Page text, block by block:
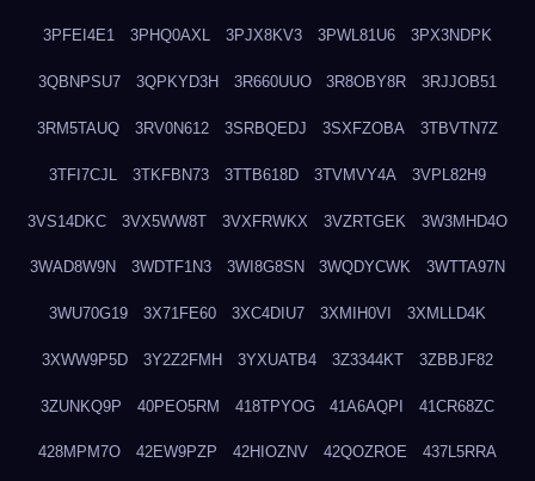
3PFEI4E1 3PHQ0AXL 3PJX8KV3 3PWL81U6 3PX3NDPK
3QBNPSU7 3QPKYD3H 3R660UUO 3R8OBY8R 3RJJOB51
3RM5TAUQ 3RV0N612 3SRBQEDJ 3SXFZOBA 3TBVTN7Z
3TFI7CJL 3TKFBN73 3TTB618D 3TVMVY4A 3VPL82H9
3VS14DKC 3VX5WW8T 3VXFRWKX 3VZRTGEK 3W3MHD4O
3WAD8W9N 3WDTF1N3 3WI8G8SN 3WQDYCWK 3WTTA97N
3WU70G19 3X71FE60 3XC4DIU7 3XMIH0VI 3XMLLD4K
3XWW9P5D 3Y2Z2FMH 3YXUATB4 3Z3344KT 3ZBBJF82
3ZUNKQ9P 40PEO5RM 418TPYOG 41A6AQPI 41CR68ZC
428MPM7O 42EW9PZP 42HIOZNV 42QOZROE 437L5RRA